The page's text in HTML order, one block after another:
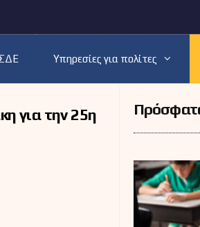
Υπηρεσίες για πολίτες
για την 25η